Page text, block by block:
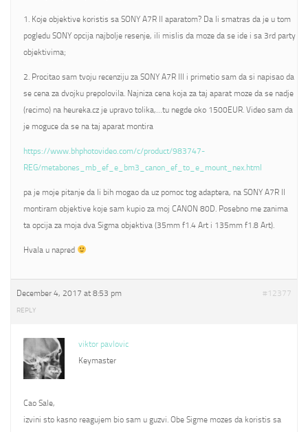
1. Koje objektive koristis sa SONY A7R II aparatom? Da li smatras da je u tom
pogledu SONY opcija najbolje resenje, ili mislis da moze da se ide i sa 3rd party
objektivima;
2. Procitao sam tvoju recenziju za SONY A7R III i primetio sam da si napisao da
se cena za dvojku prepolovila. Najniza cena koja za taj aparat moze da se nadje
(recimo) na heureka.cz je upravo tolika,…tu negde oko 1500EUR. Video sam da
je moguce da se na taj aparat montira
https://www.bhphotovideo.com/c/product/983747-
REG/metabones_mb_ef_e_bm3_canon_ef_to_e_mount_nex.html
pa je moje pitanje da li bih mogao da uz pomoc tog adaptera, na SONY A7R II
montiram objektive koje sam kupio za moj CANON 80D. Posebno me zanima
ta opcija za moja dva Sigma objektiva (35mm f1.4 Art i 135mm f1.8 Art).
Hvala u napred
December 4, 2017 at 8:53 pm #12377
REPLY
viktor pavlovic
Keymaster
Cao Sale,
izvini sto kasno reagujem bio sam u guzvi. Obe Sigme mozes da koristis sa